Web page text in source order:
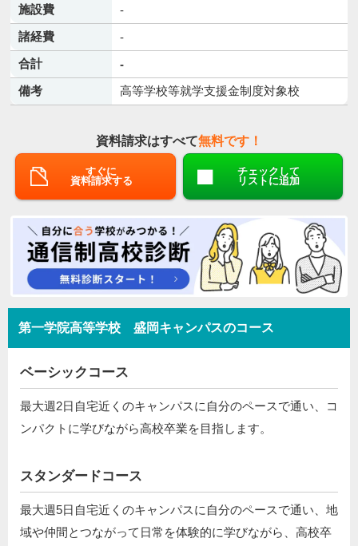
施設費
-
諸経費
-
合計
-
備考
高等学校等就学支援金制度対象校
資料請求はすべて無料です！
すぐに
資料請求する
チェックして
リストに追加
第一学院高等学校 盛岡キャンパスのコース
ベーシックコース
最大週2日自宅近くのキャンパスに自分のペースで通い、コ
ンパクトに学びながら高校卒業を目指します。
スタンダードコース
最大週5日自宅近くのキャンパスに自分のペースで通い、地
域や仲間とつながって日常を体験的に学びながら、高校卒